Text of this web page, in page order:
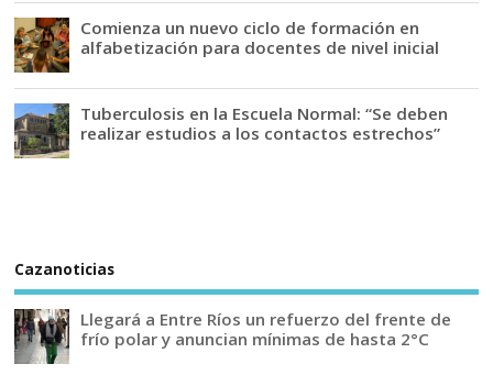
Comienza un nuevo ciclo de formación en
alfabetización para docentes de nivel inicial
Tuberculosis en la Escuela Normal: “Se deben
realizar estudios a los contactos estrechos”
Cazanoticias
Llegará a Entre Ríos un refuerzo del frente de
frío polar y anuncian mínimas de hasta 2°C